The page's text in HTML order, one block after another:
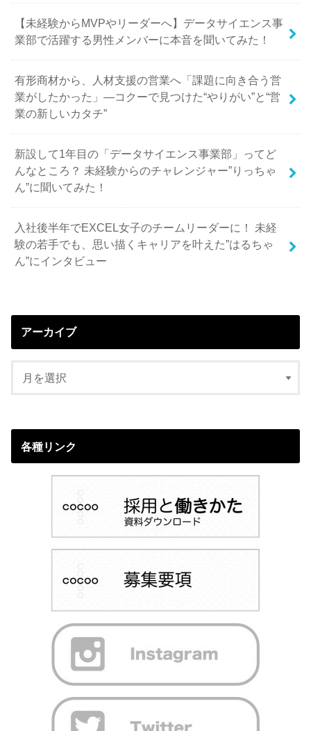
【未経験からMVPやリーダーへ】データサイエンス事
業部で活躍する男性メンバーに本音を聞いてみた！
有形商材から、人材支援の営業へ「課題に向き合う営
業がしたかった」—コクーで見つけた“やりがい”と“営
業の新しいカタチ”
新設して1年目の「データサイエンス事業部」ってど
んなところ？ 未経験からのチャレンジャー”りっちゃ
ん”に聞いてみた！
入社後半年でEXCEL女子のチームリーダーに！ 未経
験の若手でも、思い描くキャリアを叶えた”はるちゃ
ん”にインタビュー
アーカイブ
各種リンク